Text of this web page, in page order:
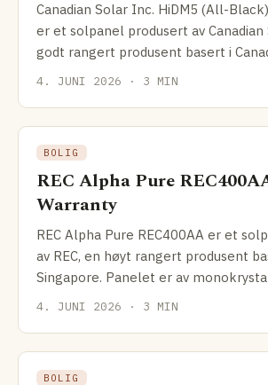
Canadian Solar Inc. HiDM5 (All-
er et solpanel produsert av Canadian
godt rangert produsent basert i
av
4. JUNI 2026 · 3 MIN
BOLIG
REC Alpha Pure
Warranty
REC Alpha Pure REC400AA er et
av REC, en høyt rangert produsent
Singapore. Panelet er av
kjent for sin
4. JUNI 2026 · 3 MIN
BOLIG